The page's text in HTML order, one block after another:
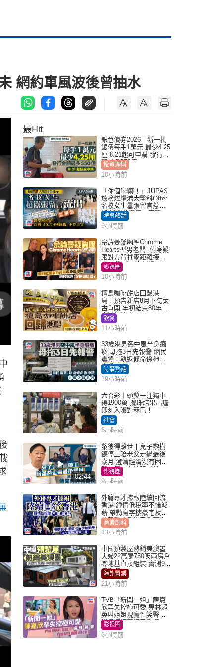
網約車風波後曾抽水
最Hit
銀色債券2026｜新一批
銀債每手1萬元 最少4.25
厘 8.21起可申購 發行金
額最多550億
投資理財
10小時前
「你個frd廢！」JUPAS
放榜炫耀港大醫科Offer
名校女生囂張留言惹眾
怒 醫學院澄清：宣稱
「40.5分獲錄取」不符事
實｜Juicy叮
時事熱話
9小時前
佘詩曼疑胸壓Chrome
Hearts型男老闆 俯身疑
跟對方背脊零距離接觸
網民驚呼：企側邊唔
得？
影視圈
10小時前
檀島咖啡餅店回歸港
島！預告新店8月下旬太
古重開 年初結束80年歷
史灣仔總店
飲食
11小時前
33歲港男突中風半身癱
瘓 母拖3日先報警 網民
震驚：執返條命係神蹟
自爆2個惡習｜Juicy叮
時事熱話
19小時前
六合彩︱頭獎一注獨中
得1900萬 攪珠結果出爐
即刻入嚟對冧巴！
社會
6小時前
02:44
黎彼得離世丨兒子黎樹
德停工陪老父走過最後
歲月 澄清經濟沒有困
難：傳聞有誇張成份
影視圈
9小時前
外籍專才據報陸續回流
香港 鍾情低稅率不惜減
薪 帶動寫字樓豪宅及學
位競爭「香港已重現生
機」
商業創科
13小時前
中國預製屋熱銷美澳墨
夫婦22萬購750呎兩房戶
零地基直接組裝 實測9個
月激讚
海外置業
21小時前
TVB「新聞一姐」陳嘉
欣罕失控極可愛 畀林超
英叫姐姐現魔性笑聲 自
嘲是姨姨獲網民激讚
影視圈
6小時前